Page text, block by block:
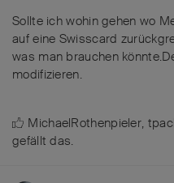
Sollte ich wohin gehen wo
auf eine Swisscard
was man brauchen
modifizieren.
MichaelRothenpieler,
gefällt das.